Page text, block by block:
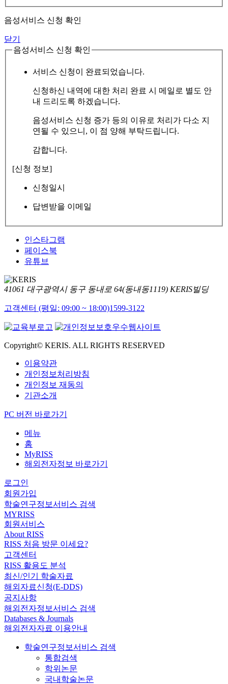
음성서비스 신청 확인
닫기
음성서비스 신청 확인
서비스 신청이 완료되었습니다.
신청하신 내역에 대한 처리 완료 시 메일로 별도 안
내 드리도록 하겠습니다.
음성서비스 신청 증가 등의 이유로 처리가 다소 지
연될 수 있으니, 이 점 양해 부탁드립니다.
감합니다.
[신청 정보]
신청일시
답변받을 이메일
인스타그램
페이스북
유튜브
41061 대구광역시 동구 동내로 64(동내동1119) KERIS빌딩
고객센터 (평일: 09:00 ~ 18:00)1599-3122
Copyright© KERIS. ALL RIGHTS RESERVED
이용약관
개인정보처리방침
개인정보 재동의
기관소개
PC 버전 바로가기
메뉴
홈
MyRISS
해외전자정보 바로가기
로그인
회원가입
학술연구정보서비스 검색
MYRISS
회원서비스
About RISS
RISS 처음 방문 이세요?
고객센터
RISS 활용도 분석
최신/인기 학술자료
해외자료신청(E-DDS)
공지사항
해외전자정보서비스 검색
Databases & Journals
해외전자자료 이용안내
학술연구정보서비스 검색
통합검색
학위논문
국내학술논문